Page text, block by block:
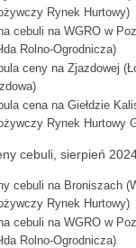
Rynek Hurtowy)
cebuli na WGRO w
Rolno-Ogrodnicza)
ceny na Zjazdowej
cena na Giełdzie
Rynek Hurtowy
cebuli, sierpień
cebuli na Broniszach
Rynek Hurtowy)
cebuli na WGRO w
Rolno-Ogrodnicza)